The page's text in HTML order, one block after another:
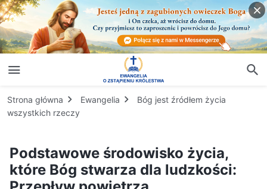
Strona główna Ewangelia
Bóg jest źródłem życia
wszystkich rzeczy
Podstawowe środowisko życia,
które Bóg stwarza dla ludzkości: